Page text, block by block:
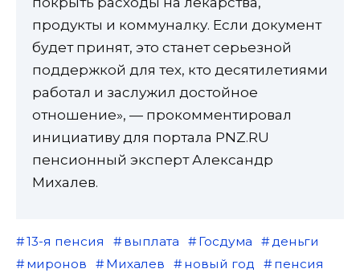
продукты и коммуналку. Если документ
будет принят, это станет серьезной
поддержкой для тех, кто десятилетиями
работал и заслужил достойное
отношение», — прокомментировал
инициативу для портала PNZ.RU
пенсионный эксперт Александр
Михалев.
13-я пенсия выплата Госдума
деньги
миронов
Михалев новый год пенсия